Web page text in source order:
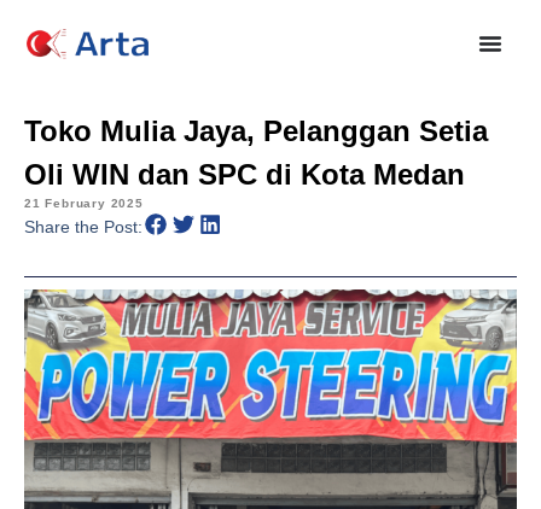
Toko Mulia Jaya, Pelanggan Setia
Oli WIN dan SPC di Kota Medan
21 February 2025
Share the Post: